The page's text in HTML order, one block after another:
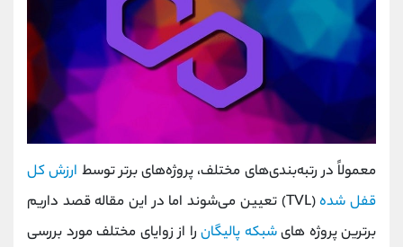
معمولاً در رتبه‌بندی‌های مختلف، پروژه‌های برتر توسط ارزش کل
قفل شده
(TVL) تعیین می‌شوند اما در این مقاله قصد داریم
برترین پروژه هایشبکه پالیگان را از زوایای مختلف مورد بررسی